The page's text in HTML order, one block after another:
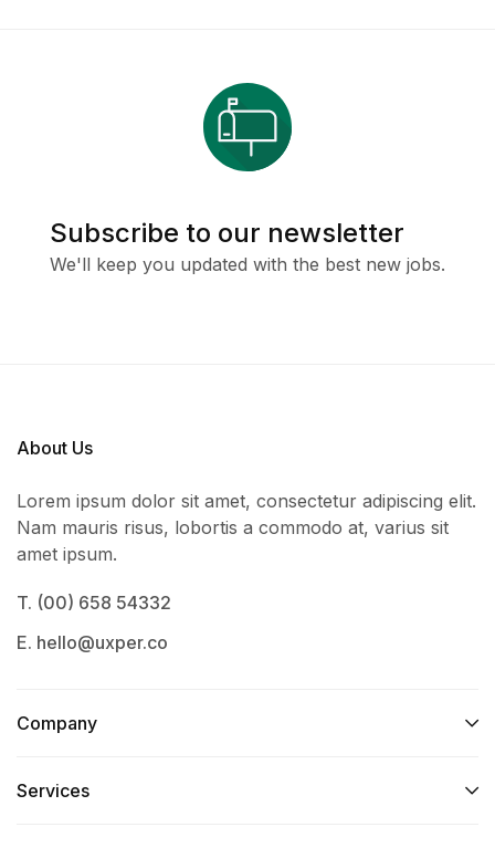
Subscribe to our newsletter
We'll keep you updated with the best new jobs.
About Us
Lorem ipsum dolor sit amet, consectetur adipiscing elit.
Nam mauris risus, lobortis a commodo at, varius sit
amet ipsum.
T. (00) 658 54332
E. hello@uxper.co
Company
Services​